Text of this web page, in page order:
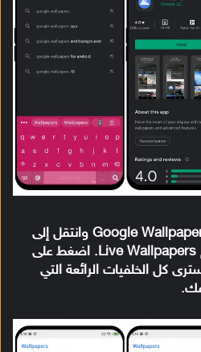
الآن، قم بفتح تطبيق Google Wallpaper وانتقل إلى
الأسفل حتى ترى قسم Live Wallpapers. اضغط على
كل الخلفيات الرائعة التي